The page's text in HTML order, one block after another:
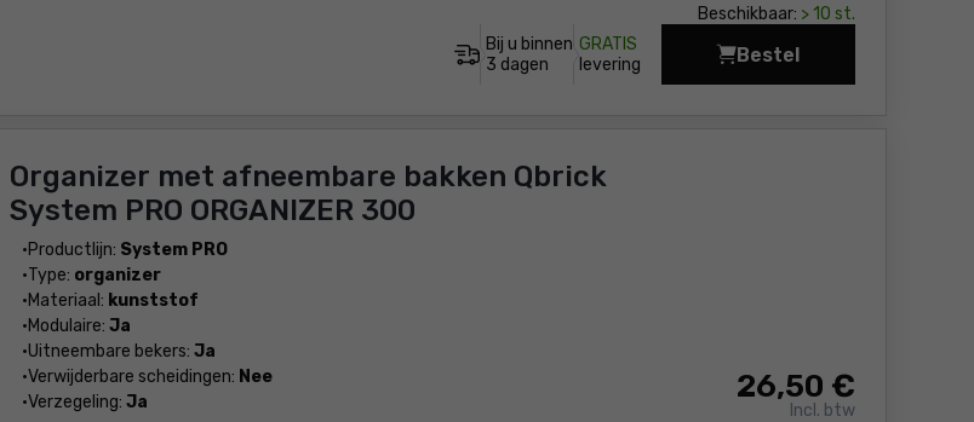
Beschikbaar: > 10 st.
Bij u binnen
3 dagen
GRATIS
levering
Bestel
Organizer Keter ROC
Organizer met afneembare bakken Qbrick
System PRO ORGANIZER 300
Productlijn: System PRO
Type: organizer
Materiaal: kunststof
Modulaire: Ja
Uitneembare bekers: Ja
Verwijderbare scheidingen: Nee
Verzegeling: Ja 26,50 €
Incl. btw